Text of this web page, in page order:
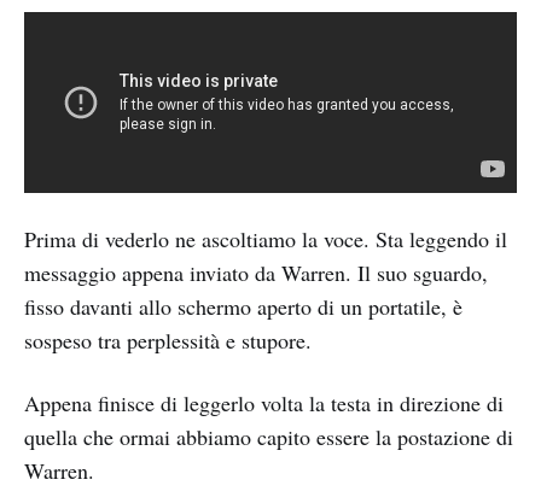
Prima di vederlo ne ascoltiamo la voce. Sta leggendo il
messaggio appena inviato da Warren. Il suo sguardo,
fisso davanti allo schermo aperto di un portatile, è
sospeso tra perplessità e stupore.
Appena finisce di leggerlo volta la testa in direzione di
quella che ormai abbiamo capito essere la postazione di
Warren.